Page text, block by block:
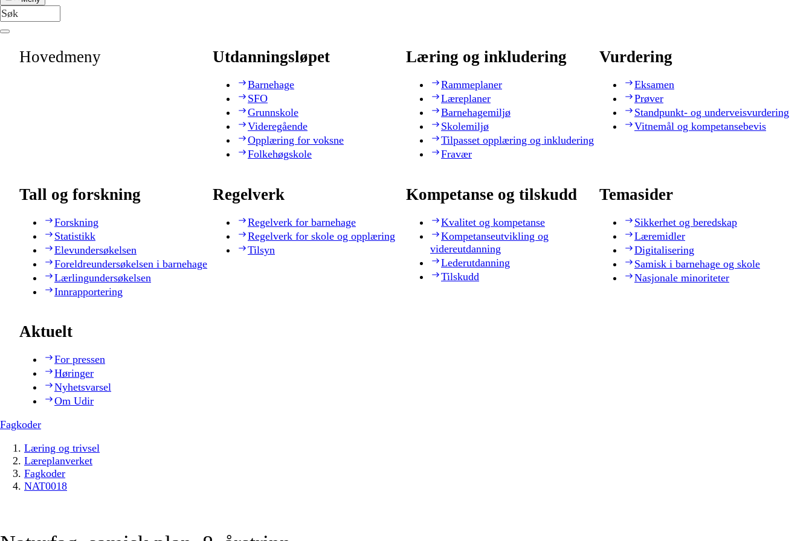
Hovedmeny Utdanningsløpet
Barnehage
SFO
Grunnskole
Videregående
Opplæring for voksne
Folkehøgskole
Læring og inkludering
Rammeplaner
Læreplaner
Barnehagemiljø
Skolemiljø
Tilpasset opplæring og inkludering
Fravær
Vurdering
Eksamen
Prøver
Standpunkt- og underveisvurdering
Vitnemål og kompetansebevis
Tall og forskning
Forskning
Statistikk
Elevundersøkelsen
Foreldreundersøkelsen i barnehage
Lærlingundersøkelsen
Innrapportering
Regelverk
Regelverk for barnehage
Regelverk for skole og opplæring
Tilsyn
Kompetanse og tilskudd
Kvalitet og kompetanse
Kompetanseutvikling og
videreutdanning
Lederutdanning
Tilskudd
Temasider
Sikkerhet og beredskap
Læremidler
Digitalisering
Samisk i barnehage og skole
Nasjonale minoriteter
Aktuelt
For pressen
Høringer
Nyhetsvarsel
Om Udir
Fagkoder
Læring og trivsel
Læreplanverket
Fagkoder
NAT0018